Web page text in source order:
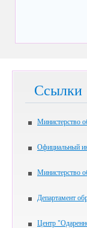
Ссылки
Министерство
Официальный
Министерство
Департамент
Центр